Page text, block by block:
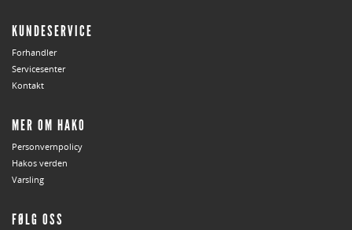
KUNDESERVICE
Forhandler
Servicesenter
Kontakt
MER OM HAKO
Personvernpolicy
Hakos verden
Varsling
FØLG OSS